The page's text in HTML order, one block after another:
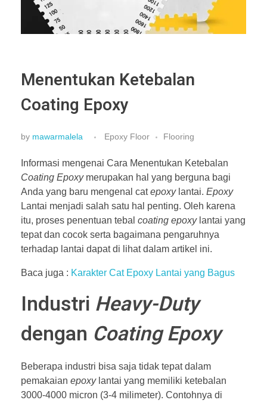
Menentukan Ketebalan
Coating Epoxy
by mawarmalela Epoxy Floor Flooring
Informasi mengenai Cara Menentukan Ketebalan
Coating Epoxymerupakan hal yang berguna bagi
Anda yang baru mengenal catepoxylantai. Epoxy
Lantai menjadi salah satu hal penting. Oleh karena
itu, proses penentuan tebal coating epoxylantai yang
tepat dan cocok serta bagaimana pengaruhnya
terhadap lantai dapat di lihat dalam artikel ini.
Baca juga : Karakter Cat Epoxy Lantai yang Bagus
Industri Heavy-Duty
dengan Coating Epoxy
Beberapa industri bisa saja tidak tepat dalam
pemakaian epoxylantai yang memiliki ketebalan
3000-4000 micron (3-4 milimeter). Contohnya di